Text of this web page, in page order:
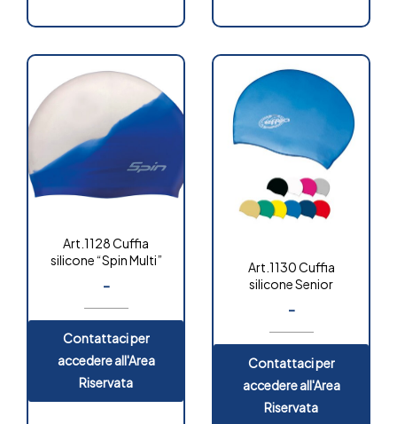
Art.1128 Cuffia
silicone “Spin Multi”
-
Contattaci per
accedere all'Area
Riservata
Art.1130 Cuffia
silicone Senior
-
Contattaci per
accedere all'Area
Riservata